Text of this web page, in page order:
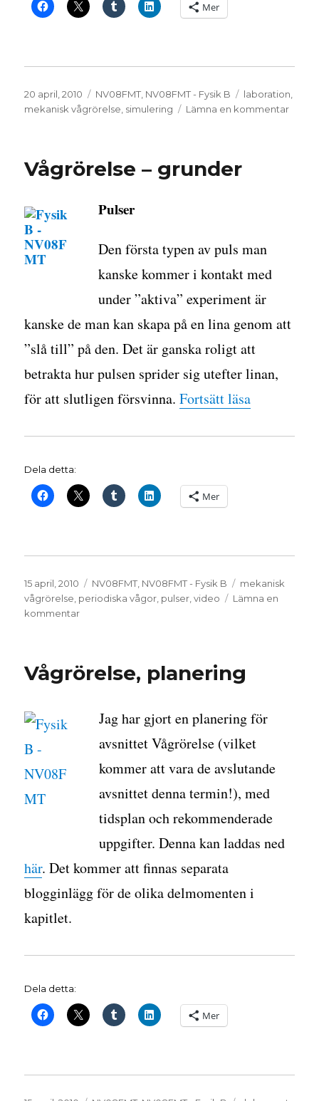
Mer
Publicerat
den
20 april, 2010 Kategorier
NV08FMT, NV08FMT - Fysik B Etiketter
laboration,
mekanisk vågrörelse, simulering Lämna en kommentartill
Vågrörelse – grunder
Pulser
Den första typen av puls man
kanske kommer i kontakt med
under ”aktiva” experiment är
kanske de man kan skapa på en lina genom att
”slå till” på den. Det är ganska roligt att
betrakta hur pulsen sprider sig utefter linan,
för att slutligen försvinna.Fortsätt läsa
Dela detta:
Mer
Publicerat
den
15 april, 2010 Kategorier
NV08FMT, NV08FMT - Fysik B Etiketter
mekanisk
vågrörelse, periodiska vågor, pulser,video
Lämna en
kommentartill
Vågrörelse, planering
Jag har gjort en planering för
avsnittet Vågrörelse (vilket
kommer att vara de avslutande
avsnittet denna termin!), med
tidsplan och rekommenderade
uppgifter. Denna kan laddas ned
här. Det kommer att finnas separata
blogginlägg för de olika delmomenten i
kapitlet.
Dela detta:
Mer